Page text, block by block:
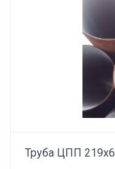
Труба ЦПП 219х6